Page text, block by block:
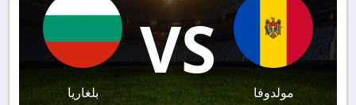
مولدوفا
VS
بلغاريا